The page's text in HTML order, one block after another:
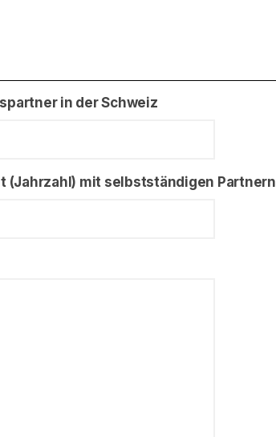
in der Schweiz
(Jahrzahl) mit selbstständigen Partnern